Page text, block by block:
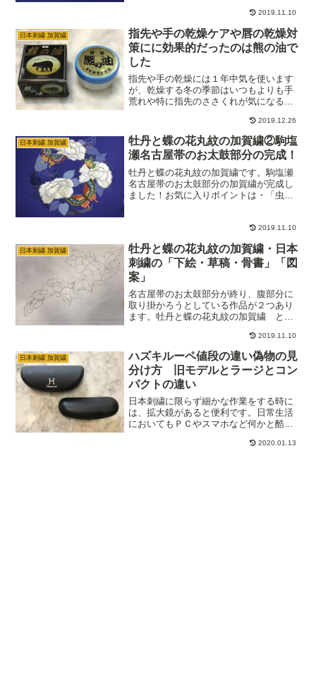
繍」を集中的に勉強します。大ぶりの牡
丹の花が３つあるので、結構な仕事量に
なります。牡丹と蝶の花丸紋…
2019.11.10
日本刺繍 加賀繍
指先や手の乾燥ケアや唇の乾燥対
策にに効果的だったのは熊の油で
した
指先や手の乾燥には１年中気を使います
が、乾燥する冬の季節はいつもよりも手
荒れや特に指先のささくれが気になる方
さくれが気になって、いろいろな種類の
クリームを試してみて1番効果があったの
が熊の油でした。唇の荒れに使用して効
果絶大だった熊の油です。手の油分がす
くない方にもおすすめします。
2019.12.26
日本刺繍 加賀繍
牡丹と蝶の花丸紋の加賀繍②駒塩
瀬名古屋帯のお太鼓部分の完成！
牡丹と蝶の花丸紋の加賀繍です。駒塩瀬
名古屋帯のお太鼓部分の加賀繍が完成し
ました！お気に入りポイントは・「虫喰
合・・・繊細な色味の変化や暈し。・カ
2019.11.10
日本刺繍 加賀繍
牡丹と蝶の花丸紋の加賀繍・日本
刺繍の「下絵・草稿・骨書」「図
案」
名古屋帯のお太鼓部分が終り、腹部分に
取り掛かろうとしている作品が２つあり
ます。牡丹と蝶の花丸紋の加賀繍 と
らい です。腹部分の下絵・図案を自分
で考えなくてはいけないのですが、これ
がやはり難しいのです。加…
2019.11.10
日本刺繍 加賀繍
ハズキルーペ値段の違い偽物の見
分け方 旧モデルとラージとコン
パクトの違い
日本刺繍に限らず細かな作業をする時に
は、拡大鏡があると便利です。日常生活
においてもＰＣやスマホなど何かと酷使
の目はあまり無理をさせず、長くつきあ
2020.01.13